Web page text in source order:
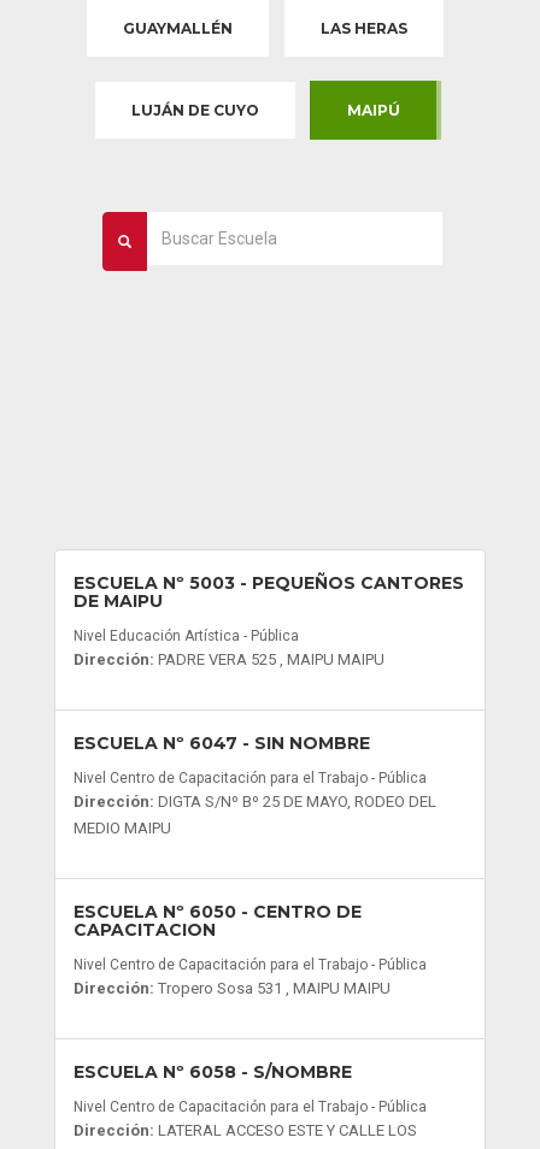
GUAYMALLÉN LAS HERAS
LUJÁN DE CUYO MAIPÚ
ESCUELA Nº 5003- PEQUEÑOS CANTORES
DE MAIPU
Nivel Educación Artística - Pública
Dirección: PADRE VERA 525 , MAIPU MAIPU
ESCUELA Nº 6047 - SIN NOMBRE
Nivel Centro de Capacitación para el Trabajo - Pública
Dirección: DIGTA S/Nº Bº 25 DE MAYO, RODEO DEL
MEDIO MAIPU
ESCUELA Nº 6050- CENTRO DE
CAPACITACION
Nivel Centro de Capacitación para el Trabajo - Pública
Dirección: Tropero Sosa 531 , MAIPU MAIPU
ESCUELA Nº 6058- S/NOMBRE
Nivel Centro de Capacitación para el Trabajo - Pública
Dirección: LATERAL ACCESO ESTE Y CALLE LOS